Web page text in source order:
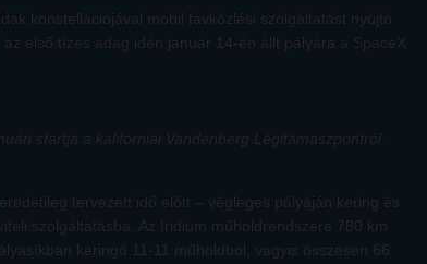
konstellációjával mobil távközlési szolgáltatást nyújtó
első tízes adag idén január 14-én állt pályára a SpaceX
startja a kaliforniai Vandenberg Légitámaszpontról.
tervezett idő előtt – végleges pályáján kering és
szolgáltatásba. Az Iridium műholdrendszere 780 km
keringő 11-11 műholdból, vagyis összesen 66